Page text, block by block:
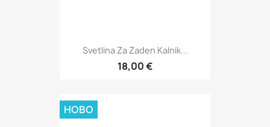
Svetlina Za Zaden Kalnik...
18,00 €
НОВО